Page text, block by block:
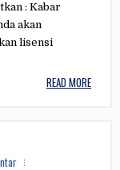
: Kabar
akan
lisensi
READ MORE